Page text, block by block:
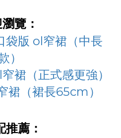
覽：
版 ol窄裙（中長
）
裙（正式感更強）
裙（裙長65cm）
推薦：